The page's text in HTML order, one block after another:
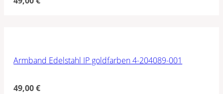
Armband Edelstahl IP goldfarben 4-204089-001
49,00€